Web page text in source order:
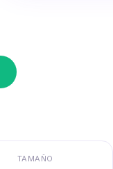
TAMAÑO